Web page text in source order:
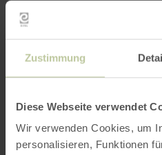
Zustimmung
Diese Webseite verwendet
Wir verwenden Cookies, um
personalisieren, Funktionen
Meer
Openingstijden
Kenmerken /